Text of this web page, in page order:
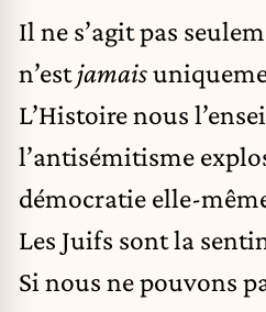
Il ne s’agit pas
n’estjamais
L’Histoire nous
l’antisémitisme
démocratie elle-
Les Juifs sont la
Si nous ne pouvons